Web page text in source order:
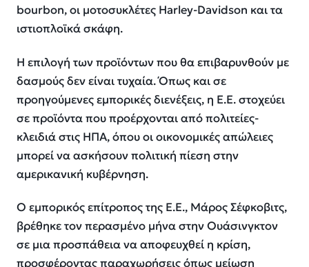
bourbon, οι μοτοσυκλέτες Harley-Davidson και τα
ιστιοπλοϊκά σκάφη.
Η επιλογή των προϊόντων που θα επιβαρυνθούν με
δασμούς δεν είναι τυχαία. Όπως και σε
προηγούμενες εμπορικές διενέξεις, η Ε.Ε. στοχεύει
σε προϊόντα που προέρχονται από πολιτείες-
κλειδιά στις ΗΠΑ, όπου οι οικονομικές απώλειες
μπορεί να ασκήσουν πολιτική πίεση στην
αμερικανική κυβέρνηση.
Ο εμπορικός επίτροπος της Ε.Ε., Μάρος Σέφκοβιτς,
βρέθηκε τον περασμένο μήνα στην Ουάσινγκτον
σε μια προσπάθεια να αποφευχθεί η κρίση,
προσφέροντας παραχωρήσεις όπως μείωση